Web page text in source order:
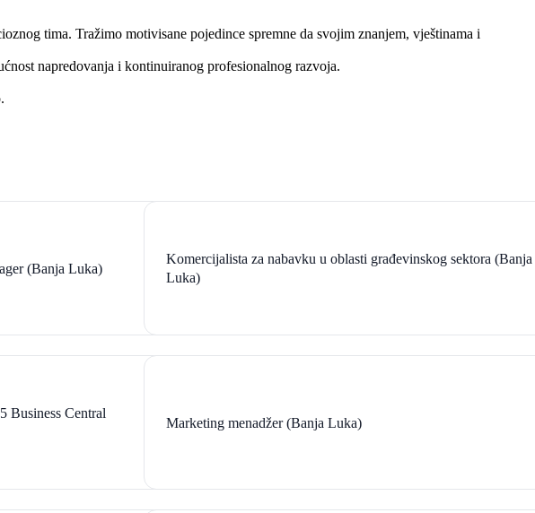
tima. Tražimo motivisane pojedince spremne da svojim znanjem, vještinama i
napredovanja i kontinuiranog profesionalnog razvoja.
(Banja Luka)
Komercijalista za nabavku u oblasti građevinskog sektora (Banja
Luka)
Business Central
Marketing menadžer (Banja Luka)